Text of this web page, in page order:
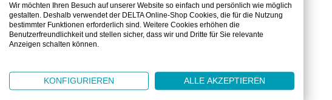
AUSLAUFARTIKEL
BRANCHEN
ANWENDUNGEN
Wir möchten Ihren Besuch auf unserer Website so einfach und persönlich wie möglich
gestalten. Deshalb verwendet der DELTA Online-Shop Cookies, die für die Nutzung
bestimmter Funktionen erforderlich sind. Weitere Cookies erhöhen die
Benutzerfreundlichkeit und stellen sicher, dass wir und Dritte für Sie relevante
Anzeigen schalten können.
KONFIGURIEREN ALLE AKZEPTIEREN